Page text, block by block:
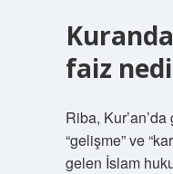
faiz
Riba, Kur’an’da
“gelişme” ve
gelen İslam